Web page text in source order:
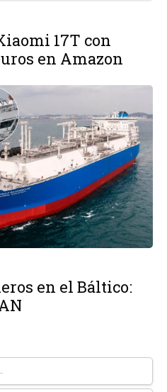
17T con
en Amazon
en el Báltico: